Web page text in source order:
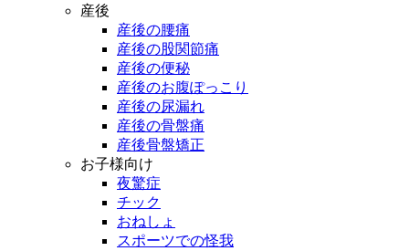
産後
産後の腰痛
産後の股関節痛
産後の便秘
産後のお腹ぽっこり
産後の尿漏れ
産後の骨盤痛
産後骨盤矯正
お子様向け
夜驚症
チック
おねしょ
スポーツでの怪我